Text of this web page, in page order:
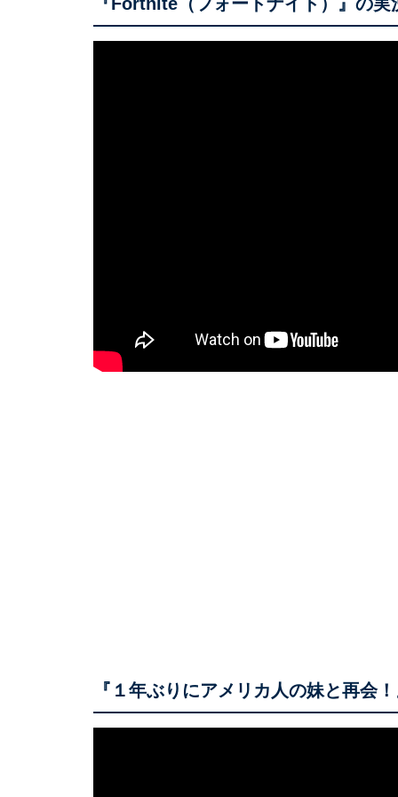
『１年ぶりにアメリカ人の妹と再会